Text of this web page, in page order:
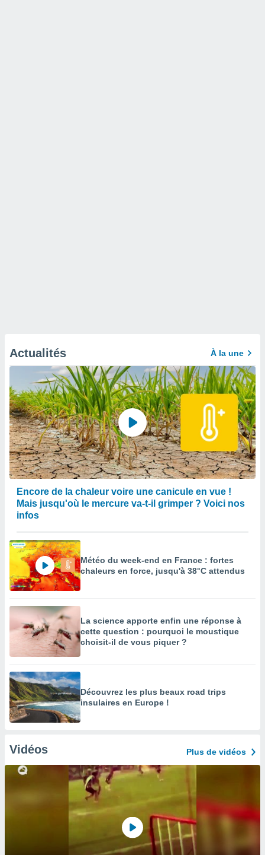
Actualités À la une
Encore de la chaleur voire une canicule en vue !
Mais jusqu'où le mercure va-t-il grimper ? Voici nos
infos
Météo du week-end en France : fortes
chaleurs en force, jusqu'à 38°C attendus
La science apporte enfin une réponse à
cette question : pourquoi le moustique
choisit-il de vous piquer ?
Découvrez les plus beaux road trips
insulaires en Europe !
Vidéos Plus de vidéos